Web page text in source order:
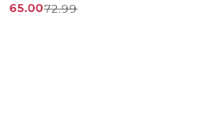
Cena
65.00
Cena
72.99